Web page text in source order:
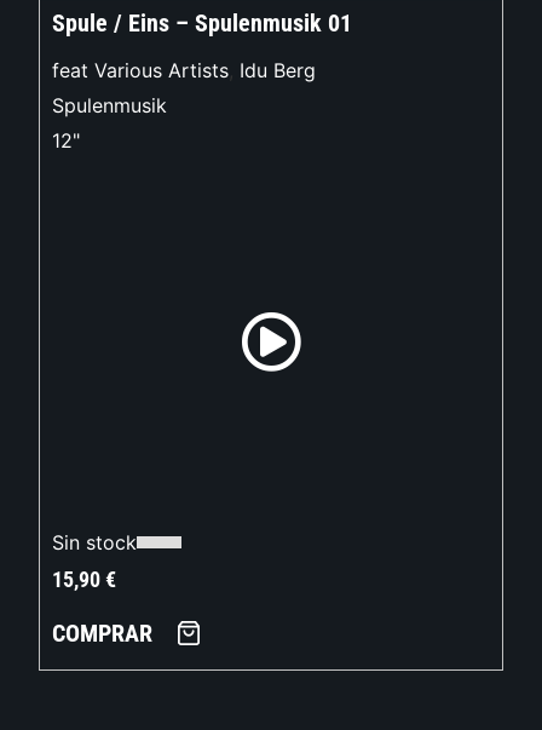
Spule / Eins – Spulenmusik 01
feat Various Artists, Idu Berg
Spulenmusik
12"
Sin stock
15,90€
COMPRAR